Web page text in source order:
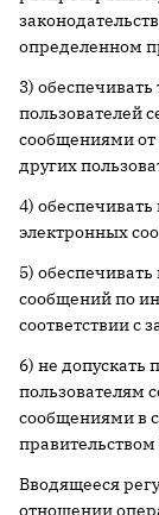
определенном
3)
пользователей
сообщениями от
других
4)
электронных
5)
сообщений по
соответствии с
6) не допускать
пользователям
сообщениями в
Вводящееся
отношении